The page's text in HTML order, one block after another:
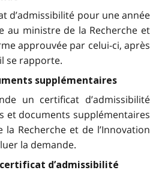
d’admissibilité pour une année
au ministre de la Recherche et
approuvée par celui-ci, après
se rapporte.
supplémentaires
un certificat d’admissibilité
et documents supplémentaires
Recherche et de l’Innovation
la demande.
d’admissibilité